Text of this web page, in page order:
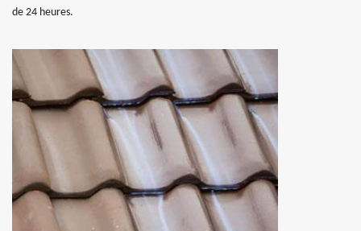
de 24 heures.